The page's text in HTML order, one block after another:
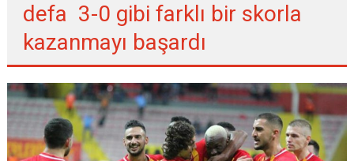
defa 3-0 gibi farklı bir skorla
kazanmayı başardı